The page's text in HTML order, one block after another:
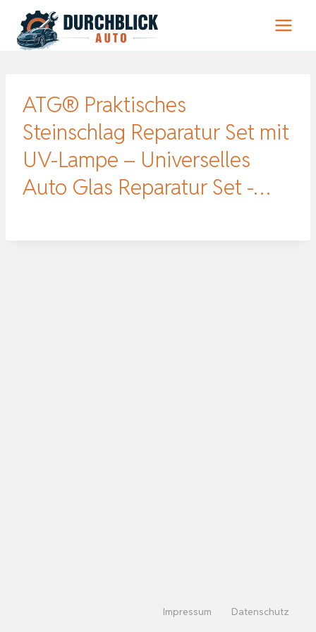
Inhalt
springen
ATG® Praktisches
Steinschlag Reparatur Set mit
UV-Lampe – Universelles
Auto Glas Reparatur Set -…
Impressum Datenschutz